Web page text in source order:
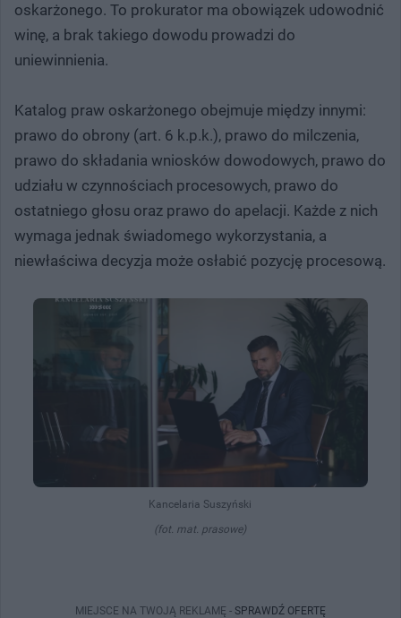
oskarżonego. To prokurator ma obowiązek udowodnić
winę, a brak takiego dowodu prowadzi do
uniewinnienia.
Katalog praw oskarżonego obejmuje między innymi:
prawo do obrony (art. 6 k.p.k.), prawo do milczenia,
prawo do składania wniosków dowodowych, prawo do
udziału w czynnościach procesowych, prawo do
ostatniego głosu oraz prawo do apelacji. Każde z nich
wymaga jednak świadomego wykorzystania, a
niewłaściwa decyzja może osłabić pozycję procesową.
Kancelaria Suszyński
(fot. mat. prasowe)
MIEJSCE NA TWOJĄ REKLAMĘ - SPRAWDŹ OFERTĘ